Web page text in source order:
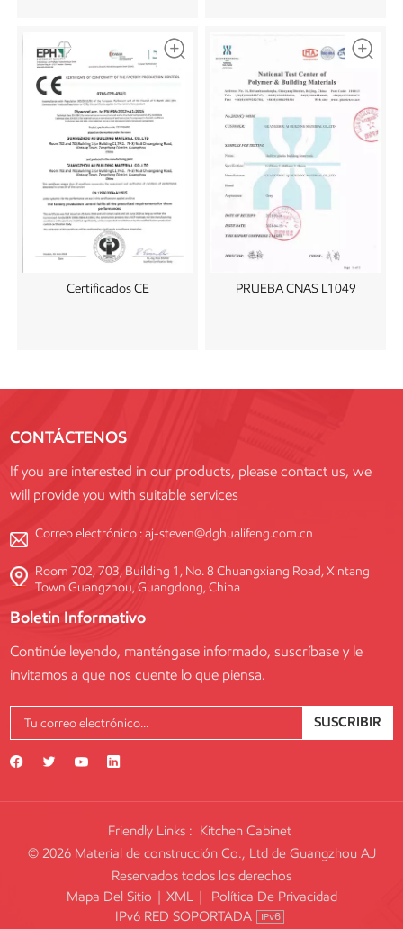
Certificados CE PRUEBA CNAS L1049
CONTÁCTENOS
If you are interested in our products, please contact us, we
will provide you with suitable services
Correo electrónico :aj-steven@dghualifeng.com.cn
Room 702, 703, Building 1, No. 8 Chuangxiang Road, Xintang
Town Guangzhou, Guangdong, China
Boletin Informativo
Continúe leyendo, manténgase informado, suscríbase y le
invitamos a que nos cuente lo que piensa.
SUSCRIBIR
Friendly Links : Kitchen Cabinet
© 2026 Material de construcción Co., Ltd de Guangzhou AJ
Reservados todos los derechos
Mapa Del Sitio | XML |
Política De Privacidad
IPv6 RED SOPORTADA